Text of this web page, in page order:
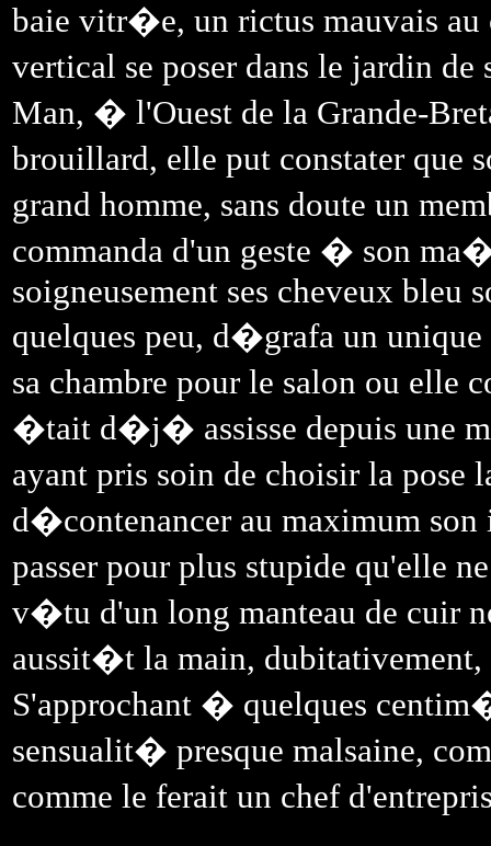
baie vitr�e, un rictus mauvais
vertical se poser dans le jardin
Man, � l'Ouest de la Grande-
brouillard, elle put constater
grand homme, sans doute un
commanda d'un geste � son
soigneusement ses cheveux bleu
quelques peu, d�grafa un
sa chambre pour le salon ou
�tait d�j� assisse depuis une
ayant pris soin de choisir la pose
d�contenancer au maximum
passer pour plus stupide qu'elle
v�tu d'un long manteau de cuir
aussit�t la main,
S'approchant � quelques
sensualit� presque malsaine,
comme le ferait un chef